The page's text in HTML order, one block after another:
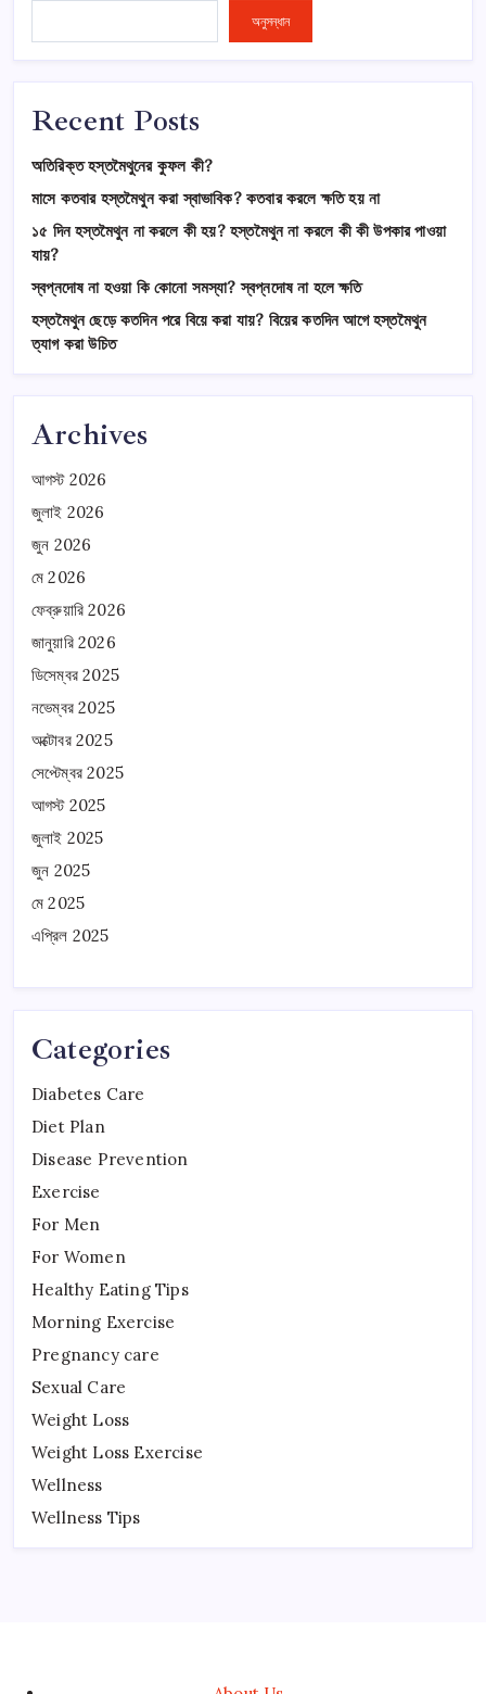
অনুসন্ধান
Recent Posts
অতিরিক্ত হস্তমৈথুনের কুফল কী?
মাসে কতবার হস্তমৈথুন করা স্বাভাবিক? কতবার করলে ক্ষতি হয় না
১৫ দিন হস্তমৈথুন না করলে কী হয়? হস্তমৈথুন না করলে কী কী উপকার পাওয়া
যায়?
স্বপ্নদোষ না হওয়া কি কোনো সমস্যা? স্বপ্নদোষ না হলে ক্ষতি
হস্তমৈথুন ছেড়ে কতদিন পরে বিয়ে করা যায়? বিয়ের কতদিন আগে হস্তমৈথুন
ত্যাগ করা উচিত
Archives
আগস্ট 2026
জুলাই 2026
জুন 2026
মে 2026
ফেব্রুয়ারি 2026
জানুয়ারি 2026
ডিসেম্বর 2025
নভেম্বর 2025
অক্টোবর 2025
সেপ্টেম্বর 2025
আগস্ট 2025
জুলাই 2025
জুন 2025
মে 2025
এপ্রিল 2025
Categories
Diabetes Care
Diet Plan
Disease Prevention
Exercise
For Men
For Women
Healthy Eating Tips
Morning Exercise
Pregnancy care
Sexual Care
Weight Loss
Weight Loss Exercise
Wellness
Wellness Tips